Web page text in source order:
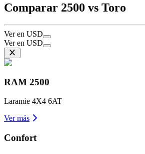
Comparar 2500 vs Toro
Ver en USD
Ver en USD
RAM 2500
Laramie 4X4 6AT
Ver más
Confort